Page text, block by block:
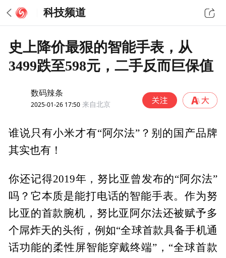
科技频道
史上降价最狠的智能手表，从
3499跌至598元，二手反而巨保值
数码辣条
2025-01-26 17:50 来自北京
谁说只有小米才有“阿尔法”？别的国产品牌
其实也有！
你还记得2019年，努比亚曾发布的“阿尔法”
吗？它本质是能打电话的智能手表。作为努
比亚的首款腕机，努比亚阿尔法还被赋予多
个屌炸天的头衔，例如“全球首款具备手机通
话功能的柔性屏智能穿戴终端”，“全球首款